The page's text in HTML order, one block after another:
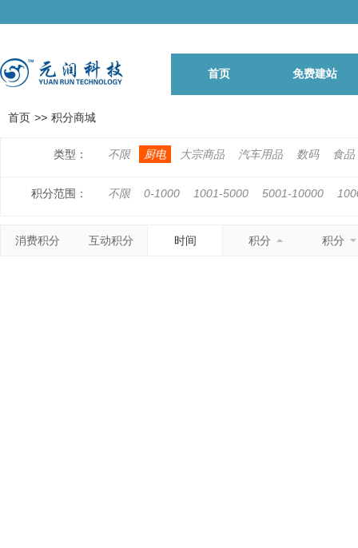
首页 免费建站
首页 >> 积分商城
类型： 不限 厨电 大宗商品 汽车用品 数码 食品
积分范围： 不限 0-1000 1001-5000 5001-10000
消费积分
互动积分 时间 积分 积分